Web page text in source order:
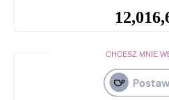
CHCESZ MNIE